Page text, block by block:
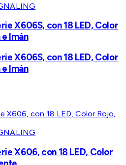
X606S, con 18 LED, Color
Imán
X606S, con 18 LED, Color
Imán
X606, con 18 LED, Color